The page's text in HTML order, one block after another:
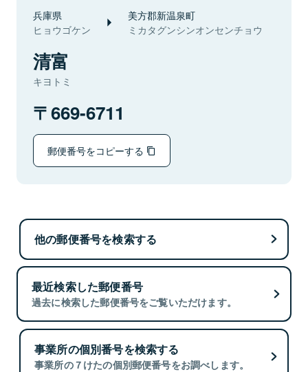
兵庫県
ヒョウゴケン
美方郡新温泉町
ミカタグンシンオンセンチョウ
清富
キヨトミ
669-6711
郵便番号をコピーする
他の郵便番号を検索する
最近検索した郵便番号
過去に検索した郵便番号をご覧いただけます。
事業所の個別番号を検索する
事業所の７けたの個別郵便番号をお調べします。